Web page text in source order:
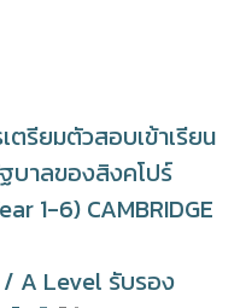
ตรียมตัวสอบเข้าเรียน
บาลของสิงคโปร์
1-6) CAMBRIDGE
A Level รับรอง